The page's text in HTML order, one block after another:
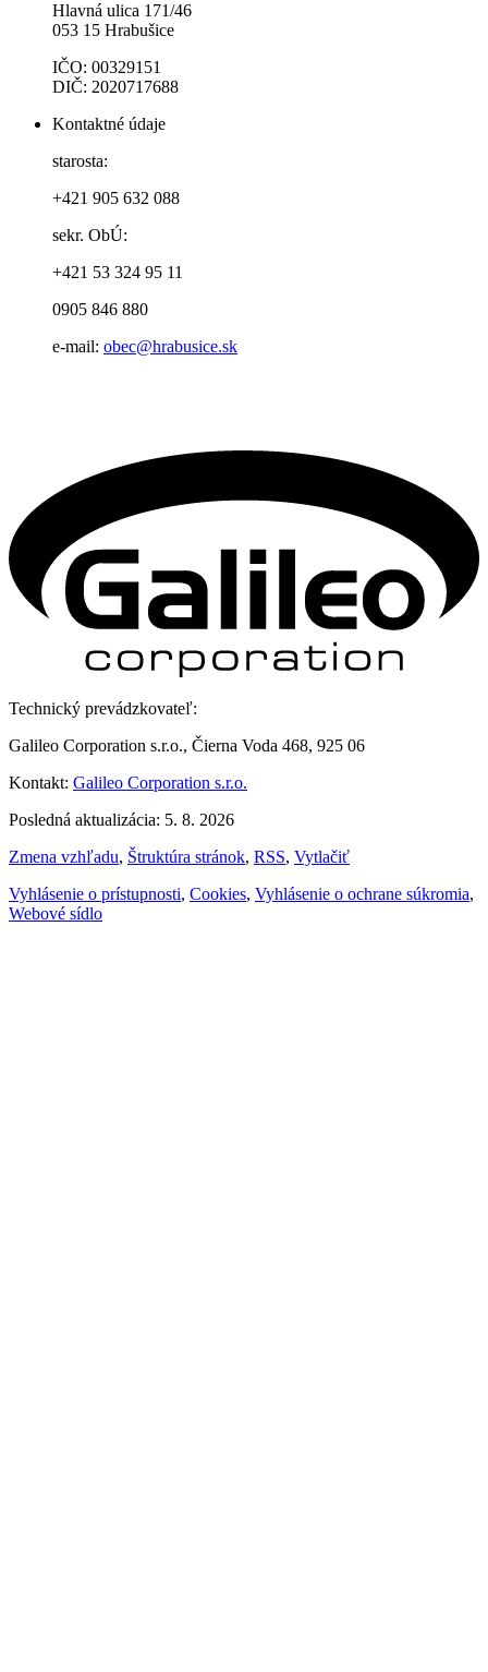
Hlavná ulica 171/46
053 15 Hrabušice
IČO: 00329151
DIČ: 2020717688
Kontaktné údaje
starosta:
+421 905 632 088
sekr. ObÚ:
+421 53 324 95 11
0905 846 880
e-mail: obec@hrabusice.sk
Technický prevádzkovateľ:
Galileo Corporation s.r.o., Čierna Voda 468, 925 06
Kontakt: Galileo Corporation s.r.o.
Posledná aktualizácia: 5. 8. 2026
Zmena vzhľadu, Štruktúra stránok, RSS, Vytlačiť
Vyhlásenie o prístupnosti, Cookies, Vyhlásenie o ochrane súkromia,
Webové sídlo